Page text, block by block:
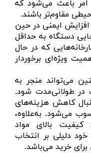
امر باعث می‌شود که
مقاوم‌تر باشند.
افزایش ایمنی در حین
دستگاه به حداقل
که در حال
ویژه‌ای برخوردار
می‌تواند منجر به
در طولانی‌مدت شود.
کاهش هزینه‌های
می‌شود. به‌علاوه،
بالای مواد
دلیلی بر انتخاب
خرید می‌باشد.